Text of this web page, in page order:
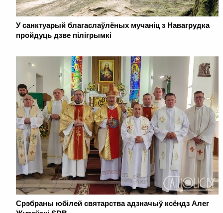
У санктуарый благаслаўлёных мучаніц з Навагрудка
пройдуць дзве пілігрымкі
Срэбраны юбілей святарства адзначыў ксёндз Алег